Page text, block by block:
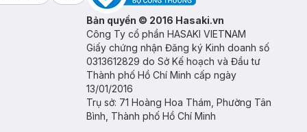
Bản quyền © 2016 Hasaki.vn
Công Ty cổ phần HASAKI VIETNAM
Giấy chứng nhận Đăng ký Kinh doanh số
0313612829 do Sở Kế hoạch và Đầu tư
Thành phố Hồ Chí Minh cấp ngày
13/01/2016
Trụ sở: 71 Hoàng Hoa Thám, Phường Tân
Bình, Thành phố Hồ Chí Minh